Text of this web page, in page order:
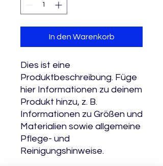
In den Warenkorb
Dies ist eine
Produktbeschreibung. Füge
hier Informationen zu deinem
Produkt hinzu, z. B.
Informationen zu Größen und
Materialien sowie allgemeine
Pflege- und
Reinigungshinweise.